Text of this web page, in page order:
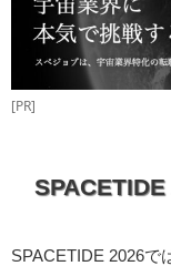
[PR]
SPACETIDE 2026で